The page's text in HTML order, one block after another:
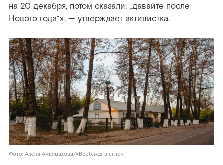
на 20 декабря, потом сказали: „давайте после
Нового года“», — утверждает активистка.
Фото: Алена Аманмахова/«Верблюд в огне».